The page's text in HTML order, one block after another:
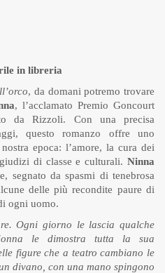
in libreria
, da domani potremo trovare
, l’acclamato Premio Goncourt
da Rizzoli. Con una precisa
questo romanzo offre uno
epoca: l’amore, la cura dei
di classe e culturali. Ninna
segnato da spasmi di tenebrosa
delle più recondite paure di
ogni uomo.
Ogni giorno le lascia qualche
le dimostra tutta la sua
figure che a teatro cambiano le
divano, con una mano spingono